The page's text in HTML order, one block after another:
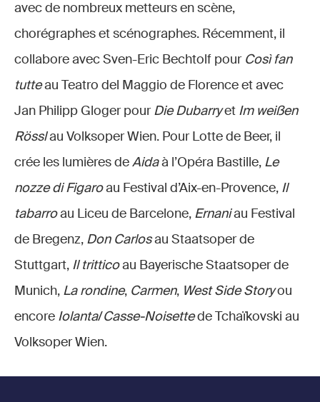
avec de nombreux metteurs en scène,
chorégraphes et scénographes. Récemment, il
collabore avec Sven-Eric Bechtolf pour Così fan
tutteau Teatro del Maggio de Florence et avec
Jan Philipp Gloger pourDie Dubarryet Im weißen
Rösslau Volksoper Wien. Pour Lotte de Beer, il
crée les lumières deAidaà l’Opéra Bastille, Le
nozze di Figaroau Festival d’Aix-en-Provence, Il
tabarroau Liceu de Barcelone, Ernaniau Festival
de Bregenz, Don Carlosau Staatsoper de
Stuttgart, Il tritticoau Bayerische Staatsoper de
Munich, La rondine, Carmen, West Side Storyou
encore Iolanta/Casse-Noisettede Tchaïkovski au
Volksoper Wien.